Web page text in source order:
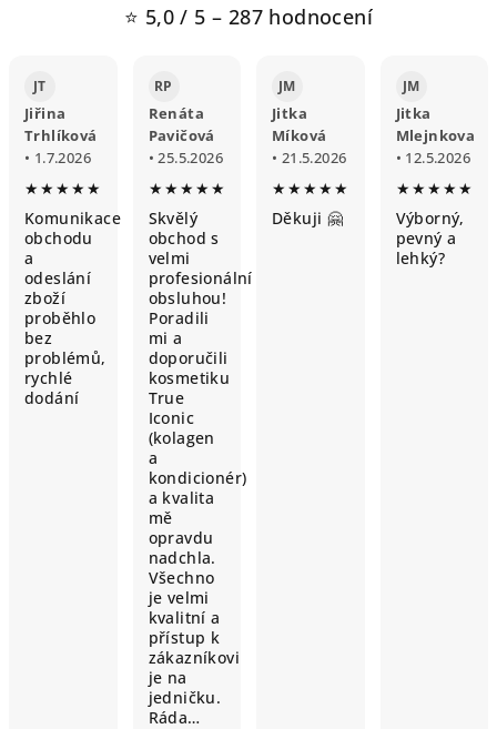
⭐ 5,0 / 5 – 287 hodnocení
JT
Jiřina
Trhlíková
• 1.7.2026
★★★★★
Komunikace
obchodu
a
odeslání
zboží
proběhlo
bez
problémů,
rychlé
dodání
RP
Renáta
Pavičová
• 25.5.2026
★★★★★
Skvělý
obchod s
velmi
profesionální
obsluhou!
Poradili
mi a
doporučili
kosmetiku
True
Iconic
(kolagen
a
kondicionér)
a kvalita
mě
opravdu
nadchla.
Všechno
je velmi
kvalitní a
přístup k
zákazníkovi
je na
jedničku.
Ráda…
JM
Jitka
Míková
• 21.5.2026
★★★★★
Děkuji 🤗
JM
Jitka
Mlejnkova
• 12.5.2026
★★★★★
Výborný,
pevný a
lehký?